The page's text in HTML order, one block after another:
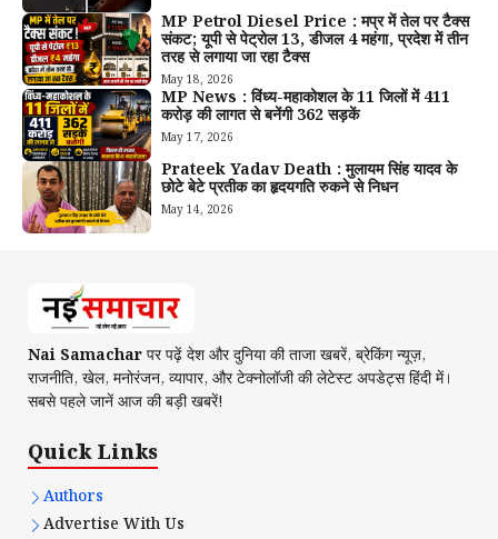
MP Petrol Diesel Price : मप्र में तेल पर टैक्स
संकट; यूपी से पेट्रोल ₹13, डीजल ₹4 महंगा, प्रदेश में तीन
तरह से लगाया जा रहा टैक्स
May 18, 2026
MP News : विंध्य-महाकोशल के 11 जिलों में 411
करोड़ की लागत से बनेंगी 362 सड़कें
May 17, 2026
Prateek Yadav Death : मुलायम सिंह यादव के
छोटे बेटे प्रतीक का हृदयगति रुकने से निधन
May 14, 2026
Nai Samacharपर पढ़ें देश और दुनिया की ताजा खबरें, ब्रेकिंग न्यूज़,
राजनीति, खेल, मनोरंजन, व्यापार, और टेक्नोलॉजी की लेटेस्ट अपडेट्स हिंदी में।
सबसे पहले जानें आज की बड़ी खबरें!
Quick Links
Authors
Advertise With Us